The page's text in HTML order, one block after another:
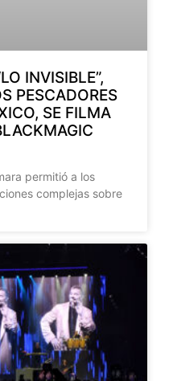
INVISIBLE”,
PESCADORES
SE FILMA
permitió a los
complejas sobre